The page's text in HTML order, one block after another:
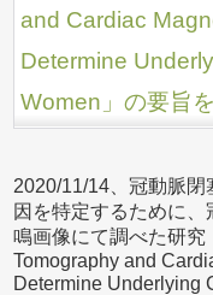
and Cardiac
Determine
Women」の要旨
2020/11/14、冠動脈
因を特定するために
鳴画像にて調べた研
Tomography and
Determine Underlying